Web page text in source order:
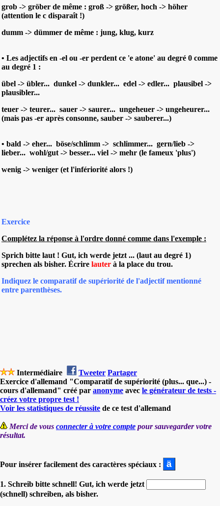
grob -> gröber de même : groß -> größer, hoch -> höher
(attention le c disparaît !)
dumm -> dümmer de même : jung, klug, kurz
• Les adjectifs en -el ou -er perdent ce 'e atone' au degré 0 comme
au degré 1 :
übel -> übler... dunkel -> dunkler... edel -> edler... plausibel ->
plausibler...
teuer -> teurer... sauer -> saurer... ungeheuer -> ungeheurer...
(mais pas -er après consonne, sauber -> sauberer...)
• bald -> eher... böse/schlimm -> schlimmer... gern/lieb ->
lieber... wohl/gut -> besser... viel -> mehr (le fameux 'plus')
wenig -> weniger (et l'infériorité alors !)
Exercice
Complétez la réponse à l'ordre donné comme dans l'exemple :
Sprich bitte laut ! Gut, ich werde jetzt ... (laut au degré 1)
sprechen als bisher. Écrire lauter à la place du trou.
Indiquez le comparatif de supériorité de l'adjectif mentionné
entre parenthèses.
Intermédiaire Tweeter Partager
Exercice d'allemand "Comparatif de supériorité (plus... que...) -
cours d'allemand" créé par anonyme avec le générateur de tests -
créez votre propre test !
Voir les statistiques de réussite de ce test d'allemand
Merci de vous connecter à votre compte pour sauvegarder votre
résultat.
Pour insérer facilement des caractères spéciaux :
1. Schreib bitte schnell! Gut, ich werde jetzt
(schnell) schreiben, als bisher.